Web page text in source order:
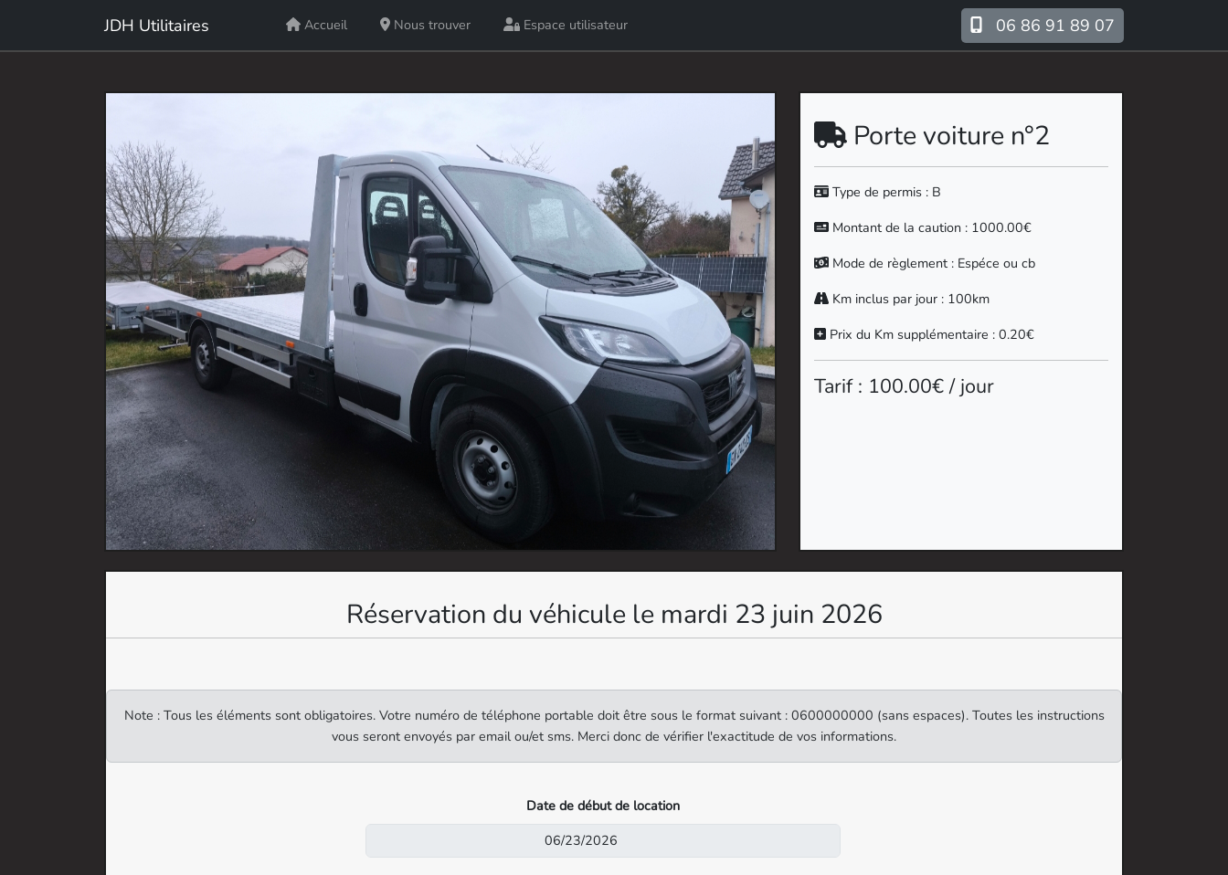
JDH Utilitaires Accueil Nous trouver Espace utilisateur 06 86 91 89 07
Porte voiture n°2
Type de permis : B
Montant de la caution : 1000.00€
Mode de règlement : Espéce ou cb
Km inclus par jour : 100km
Prix du Km supplémentaire : 0.20€
Tarif : 100.00€ / jour
Réservation du véhicule le mardi 23 juin 2026
Note : Tous les éléments sont obligatoires. Votre numéro de téléphone portable doit être sous le format suivant : 0600000000 (sans espaces). Toutes les instructions
vous seront envoyés par email ou/et sms. Merci donc de vérifier l'exactitude de vos informations.
Date de début de location